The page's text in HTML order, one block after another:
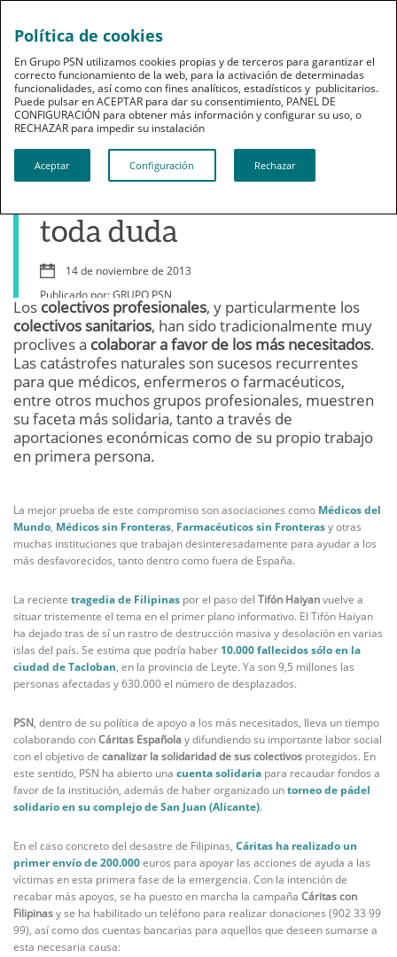
Grupo PSN
La solidaridad
toda duda
14 de noviembre de 2013
Publicado por: GRUPO PSN
Los colectivos profesionales, y particularmente los
colectivos sanitarios, han sido tradicionalmente muy
proclives a colaborar a favor de los más necesitados.
Las catástrofes naturales son sucesos recurrentes
para que médicos, enfermeros o farmacéuticos,
entre otros muchos grupos profesionales, muestren
su faceta más solidaria, tanto a través de
aportaciones económicas como de su propio trabajo
en primera persona.
La mejor prueba de este compromiso son asociaciones como Médicos del
Mundo, Médicos sin Fronteras, Farmacéuticos sin Fronterasy otras
muchas instituciones que trabajan desinteresadamente para ayudar a los
más desfavorecidos, tanto dentro como fuera de España.
La reciente tragedia de Filipinas por el paso del Tifón Haiyanvuelve a
situar tristemente el tema en el primer plano informativo. El Tifón Haiyan
ha dejado tras de sí un rastro de destrucción masiva y desolación en varias
islas del país. Se estima que podría haber 10.000 fallecidos sólo en la
ciudad de Tacloban, en la provincia de Leyte. Ya son 9,5 millones las
personas afectadas y 630.000 el número de desplazados.
PSN, dentro de su política de apoyo a los más necesitados, lleva un tiempo
colaborando conCáritas Españolay difundiendo su importante labor social
con el objetivo de canalizar la solidaridad de sus colectivos protegidos. En
este sentido, PSN ha abierto una cuenta solidaria para recaudar fondos a
favor de la institución, además de haber organizado untorneo de pádel
solidario en su complejo de San Juan (Alicante).
En el caso concreto del desastre de Filipinas, Cáritas ha realizado un
primer envío de 200.000euros para apoyar las acciones de ayuda a las
víctimas en esta primera fase de la emergencia. Con la intención de
recabar más apoyos, se ha puesto en marcha la campaña Cáritas con
Filipinasy se ha habilitado un teléfono para realizar donaciones (902 33 99
99), así como dos cuentas bancarias para aquellos que deseen sumarse a
esta necesaria causa:
Política de cookies
En Grupo PSN utilizamos cookies propias y de terceros para garantizar el
correcto funcionamiento de la web, para la activación de determinadas
funcionalidades, así como con fines analíticos, estadísticos y publicitarios.
Puede pulsar en ACEPTAR para dar su consentimiento, PANEL DE
CONFIGURACIÓN para obtener más información y configurar su uso, o
RECHAZAR para impedir su instalación​​​​​​​
Aceptar Configuración Rechazar